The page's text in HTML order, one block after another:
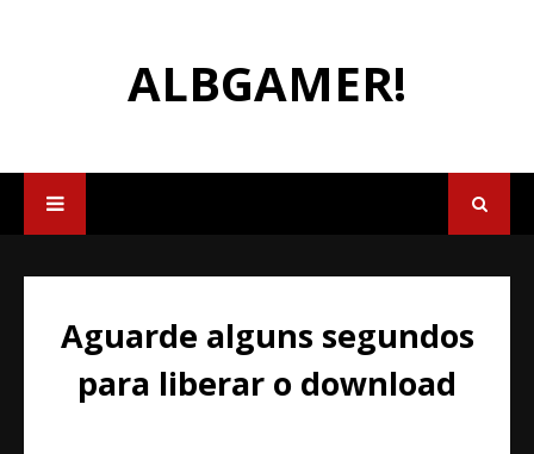
ALBGAMER!
Aguarde alguns segundos
para liberar o download